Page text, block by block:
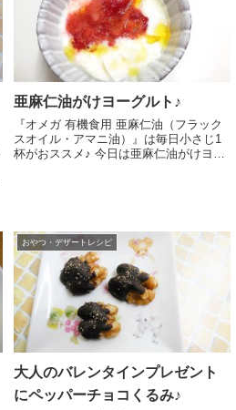
亜麻仁油がけヨーグルト♪
『オメガ 有機食用 亜麻仁油（フラック
スオイル・アマニ油）』は毎日小さじ1
杯がおススメ♪ 今日は亜麻仁油がけヨー
おやつ・デザートレシピ
大人のバレンタインプレゼント
にペッパーチョコくるみ♪